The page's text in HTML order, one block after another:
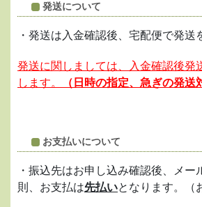
発送について
・発送は入金確認後、宅配便で発送
発送に関しましては、入金確認後発
します。
（日時の指定、急ぎの発送
お支払いについて
・振込先はお申し込み確認後、メ
則、お支払は先払いとなります。（